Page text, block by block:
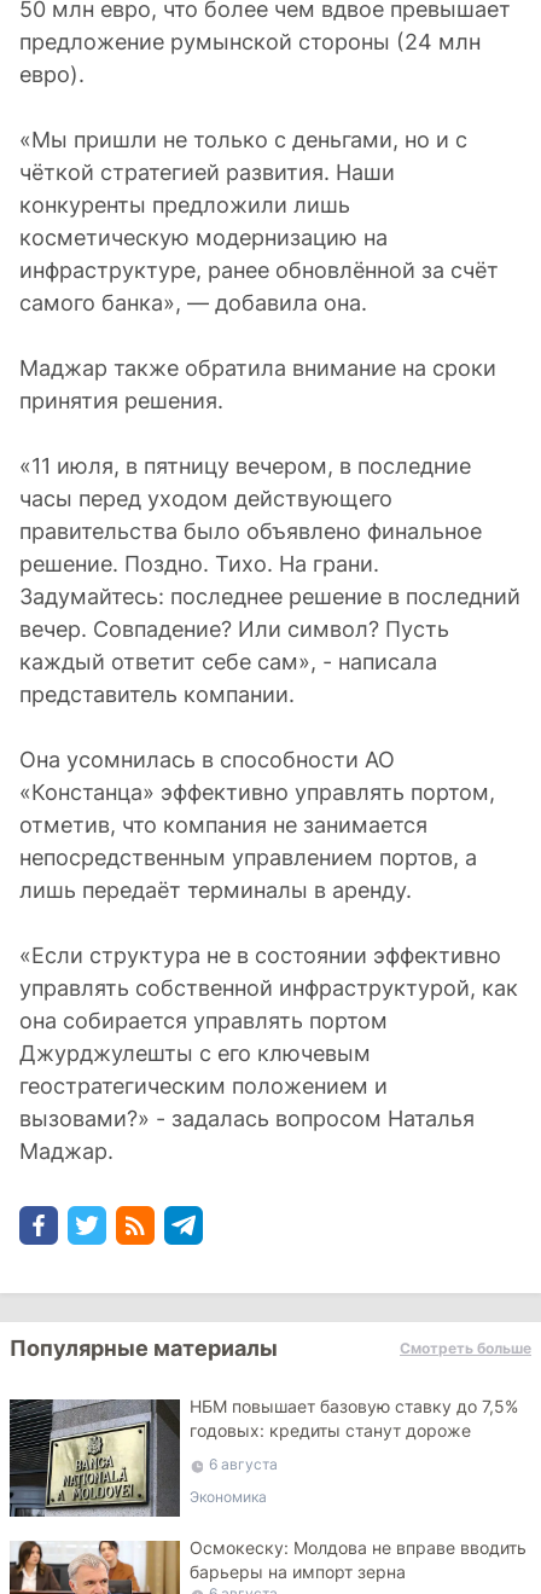
50 млн евро, что более чем вдвое превышает
предложение румынской стороны (24 млн
евро).
«Мы пришли не только с деньгами, но и с
чёткой стратегией развития. Наши
конкуренты предложили лишь
косметическую модернизацию на
инфраструктуре, ранее обновлённой за счёт
самого банка», — добавила она.
Маджар также обратила внимание на сроки
принятия решения.
«11 июля, в пятницу вечером, в последние
часы перед уходом действующего
правительства было объявлено финальное
решение. Поздно. Тихо. На грани.
Задумайтесь: последнее решение в последний
вечер. Совпадение? Или символ? Пусть
каждый ответит себе сам», - написала
представитель компании.
Она усомнилась в способности АО
«Констанца» эффективно управлять портом,
отметив, что компания не занимается
непосредственным управлением портов, а
лишь передаёт терминалы в аренду.
«Если структура не в состоянии эффективно
управлять собственной инфраструктурой, как
она собирается управлять портом
Джурджулешты с его ключевым
геостратегическим положением и
вызовами?» - задалась вопросом Наталья
Маджар.
Популярные материалы Смотреть больше
НБМ повышает базовую ставку до 7,5%
годовых: кредиты станут дороже
6 августа
Экономика
Осмокеску: Молдова не вправе вводить
барьеры на импорт зерна